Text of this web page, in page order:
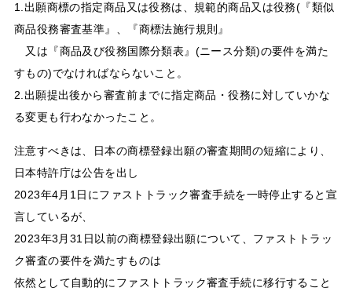
1.出願商標の指定商品又は役務は、規範的商品又は役務(『類似
商品役務審査基準』、『商標法施行規則』
又は『商品及び役務国際分類表』(ニース分類)の要件を満た
すもの)でなければならないこと。
2.出願提出後から審査前までに指定商品・役務に対していかな
る変更も行わなかったこと。
注意すべきは、日本の商標登録出願の審査期間の短縮により、
日本特許庁は公告を出し
2023年4月1日にファストトラック審査手続を一時停止すると宣
言しているが、
2023年3月31日以前の商標登録出願について、ファストトラッ
ク審査の要件を満たすものは
依然として自動的にファストトラック審査手続に移行すること